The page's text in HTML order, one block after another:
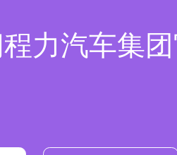
力汽车集